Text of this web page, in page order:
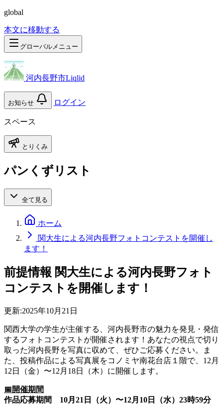
global
本文に移動する
グローバルメニュー
河内長野市Liqlid
お知らせ ログイン
スペース
とりくみ
パンくずリスト
全て見る
ホーム
関大生による河内長野フォトコンテストを開催し
ます！
前提情報 関大生による河内長野フォト
コンテストを開催します！
更新:2025年10月21日
関西大学の学生が主催する、河内長野市の魅力を発見・発信
するフォトコンテストが開催されます！あなたの視点で切り
取った河内長野を写真に収めて、ぜひご応募ください。ま
た、投稿作品による写真展をコノミヤ南花台店１階で、12月
12日（金）〜12月18日（木）に開催します。
📅開催期間
作品応募期間 10月21日（火）〜12月10日（水）23時59分